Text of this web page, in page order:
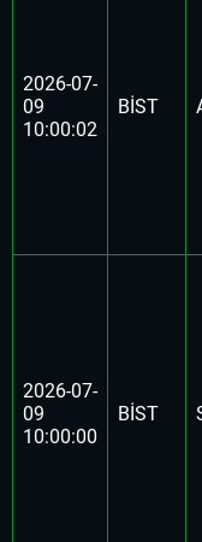
2026-07-
09
10:00:02
BİST
2026-07-
09
10:00:00
BİST